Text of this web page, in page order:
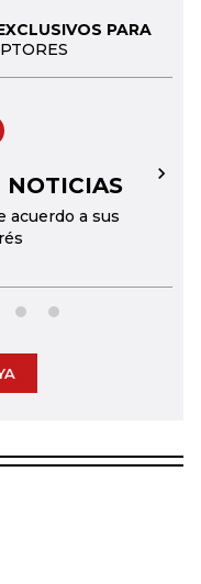
PARA
NOTICIAS
acuerdo a sus
→